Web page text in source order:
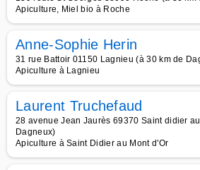
Apiculture, Miel bio à Roche
Anne-Sophie Herin
31 rue Battoir 01150 Lagnieu (à 30 km de
Apiculture à Lagnieu
Laurent Truchefaud
28 avenue Jean Jaurès 69370 Saint didier
Dagneux)
Apiculture à Saint Didier au Mont d'Or